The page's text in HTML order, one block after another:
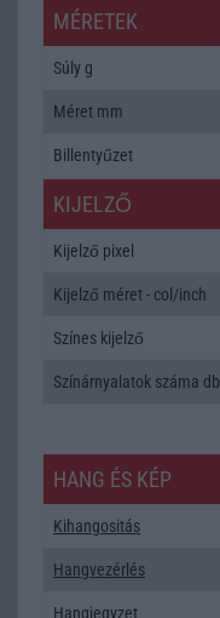
MÉRETEK
Súly g
Méret mm
Billentyűzet
KIJELZŐ
Kijelző pixel
Kijelző méret - col/inch
Színes kijelző
Színárnyalatok száma db
HANG ÉS KÉP
Kihangositás
Hangvezérlés
Hangjegyzet